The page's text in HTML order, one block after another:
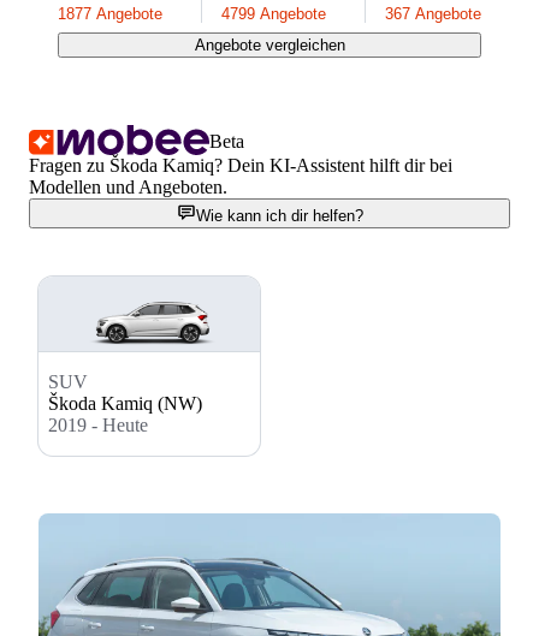
1877 Angebote 4799 Angebote
367 Angebote
Angebote vergleichen
Beta
Fragen zu Škoda Kamiq? Dein KI-Assistent hilft dir bei
Modellen und Angeboten.
Wie kann ich dir helfen?
SUV
Škoda Kamiq (NW)
2019 - Heute